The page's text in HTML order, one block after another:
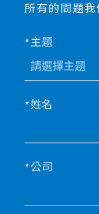
所有的問題
主題
姓名
公司